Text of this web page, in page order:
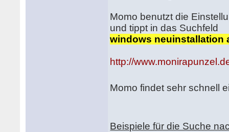
Momo benutzt die
und tippt in das Suchfeld
windows neuinstallation
http://
Momo findet sehr schnell
Beispiele für die Suche